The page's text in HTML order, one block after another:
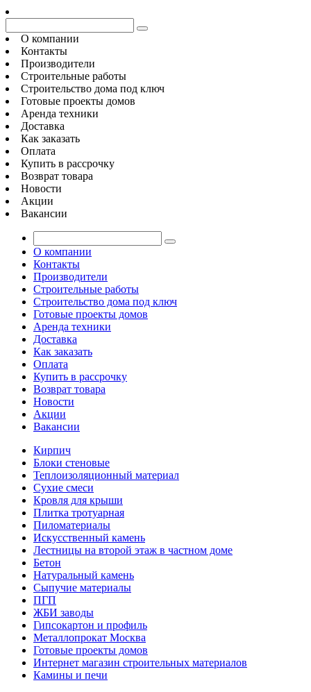
О компании
Контакты
Производители
Строительные работы
Строительство дома под ключ
Готовые проекты домов
Аренда техники
Доставка
Как заказать
Оплата
Купить в рассрочку
Возврат товара
Новости
Акции
Вакансии
О компании
Контакты
Производители
Строительные работы
Строительство дома под ключ
Готовые проекты домов
Аренда техники
Доставка
Как заказать
Оплата
Купить в рассрочку
Возврат товара
Новости
Акции
Вакансии
Кирпич
Блоки стеновые
Теплоизоляционный материал
Сухие смеси
Кровля для крыши
Плитка тротуарная
Пиломатериалы
Искусственный камень
Лестницы на второй этаж в частном доме
Бетон
Натуральный камень
Сыпучие материалы
ПГП
ЖБИ заводы
Гипсокартон и профиль
Металлопрокат Москва
Готовые проекты домов
Интернет магазин строительных материалов
Камины и печи